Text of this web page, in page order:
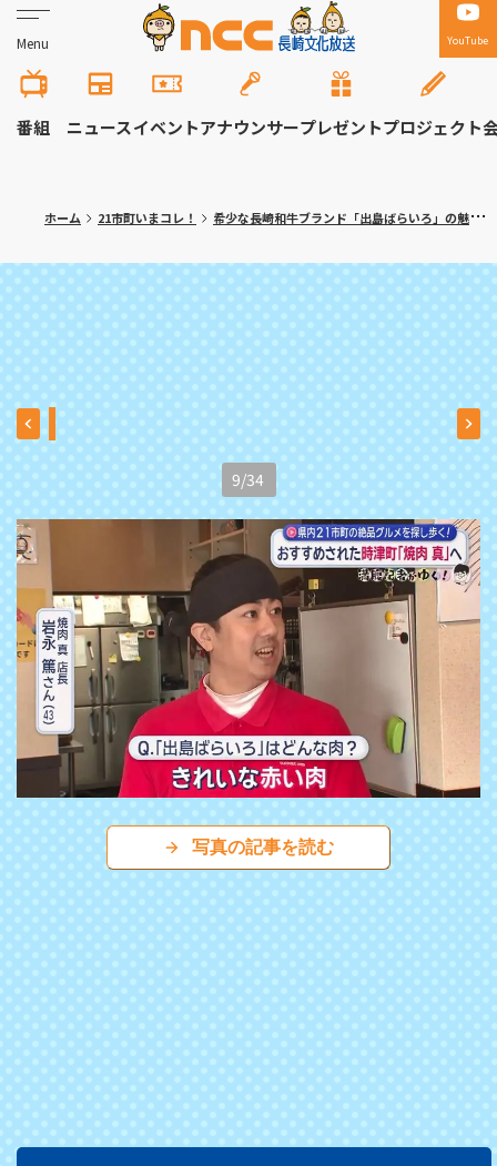
Menu YouTube
番組 ニュースイベントアナウンサープレゼントプロジェクト
ホーム 21市町いまコレ！ 希少な長崎和牛ブランド「出島ばらいろ」の魅力 時津町「焼肉 真」満腹記者㉒
9/34
写真の記事を読む